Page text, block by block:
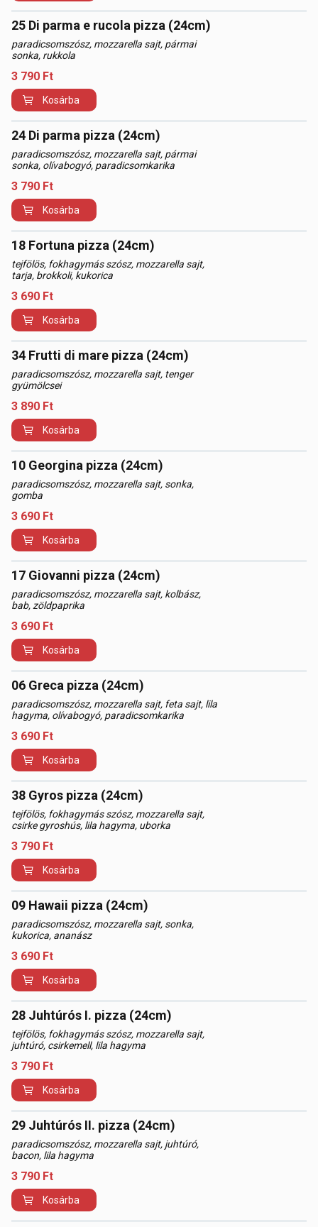
25 Di parma e rucola pizza (24cm)
paradicsomszósz, mozzarella sajt, pármai
sonka, rukkola
3 790 Ft
Kosárba
24 Di parma pizza (24cm)
paradicsomszósz, mozzarella sajt, pármai
sonka, olívabogyó, paradicsomkarika
3 790 Ft
Kosárba
18 Fortuna pizza (24cm)
tejfölös, fokhagymás szósz, mozzarella sajt,
tarja, brokkoli, kukorica
3 690 Ft
Kosárba
34 Frutti di mare pizza (24cm)
paradicsomszósz, mozzarella sajt, tenger
gyümölcsei
3 890 Ft
Kosárba
10 Georgina pizza (24cm)
paradicsomszósz, mozzarella sajt, sonka,
gomba
3 690 Ft
Kosárba
17 Giovanni pizza (24cm)
paradicsomszósz, mozzarella sajt, kolbász,
bab, zöldpaprika
3 690 Ft
Kosárba
06 Greca pizza (24cm)
paradicsomszósz, mozzarella sajt, feta sajt, lila
hagyma, olívabogyó, paradicsomkarika
3 690 Ft
Kosárba
38 Gyros pizza (24cm)
tejfölös, fokhagymás szósz, mozzarella sajt,
csirke gyroshús, lila hagyma, uborka
3 790 Ft
Kosárba
09 Hawaii pizza (24cm)
paradicsomszósz, mozzarella sajt, sonka,
kukorica, ananász
3 690 Ft
Kosárba
28 Juhtúrós I. pizza (24cm)
tejfölös, fokhagymás szósz, mozzarella sajt,
juhtúró, csirkemell, lila hagyma
3 790 Ft
Kosárba
29 Juhtúrós II. pizza (24cm)
paradicsomszósz, mozzarella sajt, juhtúró,
bacon, lila hagyma
3 790 Ft
Kosárba